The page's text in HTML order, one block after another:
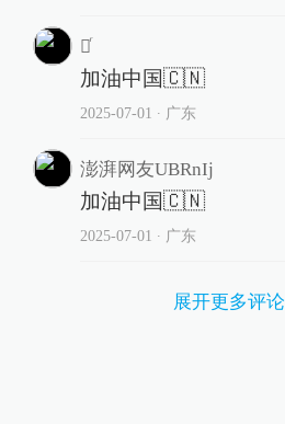
榮ͬ
加油中国🇨🇳
2025-07-01 ∙ 广东
澎湃网友UBRnIj
加油中国🇨🇳
2025-07-01 ∙ 广东
展开更多评论